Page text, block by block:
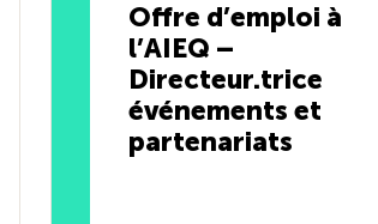
Offre d’emploi à
l’AIEQ –
Directeur.trice
événements et
partenariats